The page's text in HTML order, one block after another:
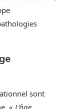
sont
« L’âge